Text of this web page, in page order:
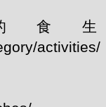
食
activities/